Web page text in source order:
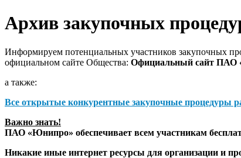
Архив закупочных
Информируем потенциальных участников закупочных
официальном сайте Общества: Официальный сайт ПАО
а также:
Все открытые конкурентные закупочные процедуры
Важно знать!
ПАО «Юнипро» обеспечивает всем участникам
Никакие иные интернет ресурсы для организации и